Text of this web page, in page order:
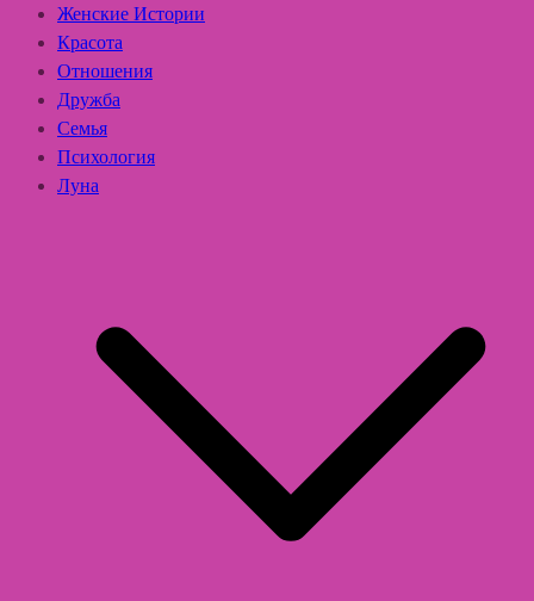
Женские Истории
Красота
Отношения
Дружба
Семья
Психология
Луна